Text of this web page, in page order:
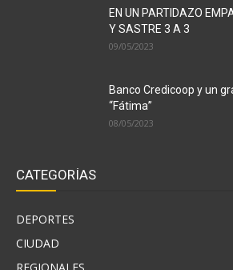
EN UN PARTIDAZO
Y SASTRE 3 A 3
09/05/2023
Banco Credicoop y un
“Fátima”
08/05/2023
CATEGORÍAS
DEPORTES
CIUDAD